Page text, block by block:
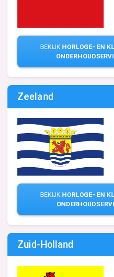
BEKIJK HORLOGE- EN
Zeeland
BEKIJK HORLOGE- EN
Zuid-Holland